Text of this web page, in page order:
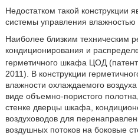
Недостатком такой конструкции
системы управления влажностью
Наиболее близким техническим
кондиционирования и
герметичного шкафа ЦОД
2011). В конструкции
влажности охлаждаемого
виде объемно-пористого
стенке дверцы шкафа,
воздуховодов для
воздушных потоков на боковые